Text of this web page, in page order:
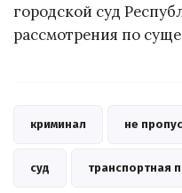
городской суд
рассмотрения по
криминал не
суд транспортная